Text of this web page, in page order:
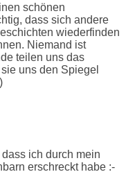
schönen
dass sich andere
wiederfinden
Niemand ist
teilen uns das
uns den Spiegel
ich durch mein
erschreckt habe :-